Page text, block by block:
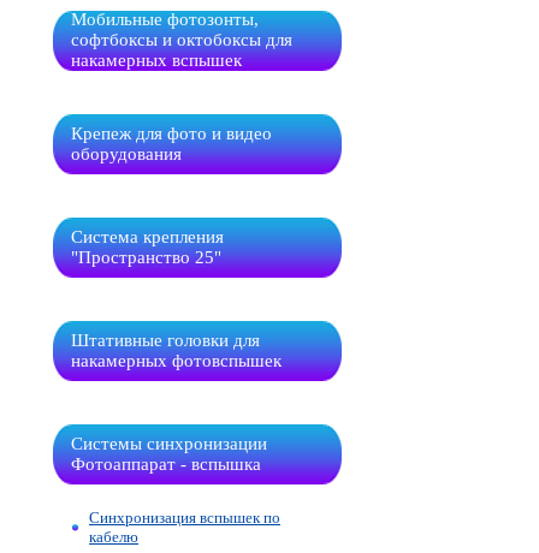
Мобильные фотозонты,
софтбоксы и октобоксы для
накамерных вспышек
Крепеж для фото и видео
оборудования
Система крепления
"Пространство 25"
Штативные головки для
накамерных фотовспышек
Системы синхронизации
Фотоаппарат - вспышка
Синхронизация вспышек по
кабелю